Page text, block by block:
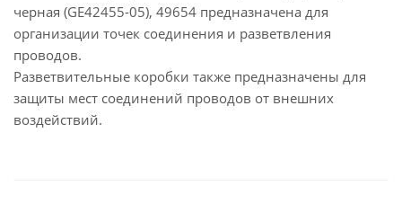
черная (GE42455-05), 49654 предназначена для
организации точек соединения и разветвления
проводов.
Разветвительные коробки также предназначены для
защиты мест соединений проводов от внешних
воздействий.